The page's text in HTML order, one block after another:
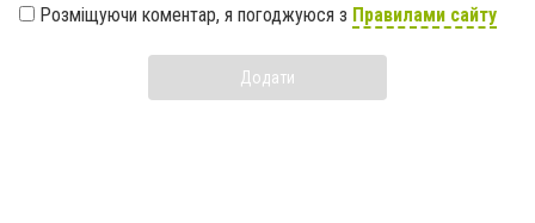
Розміщуючи коментар, я погоджуюся з Правилами сайту
Додати